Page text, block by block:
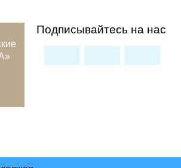
Подписывайтесь на нас